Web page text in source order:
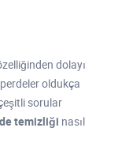
dolayı
oldukça
sorular
temizliği nasıl